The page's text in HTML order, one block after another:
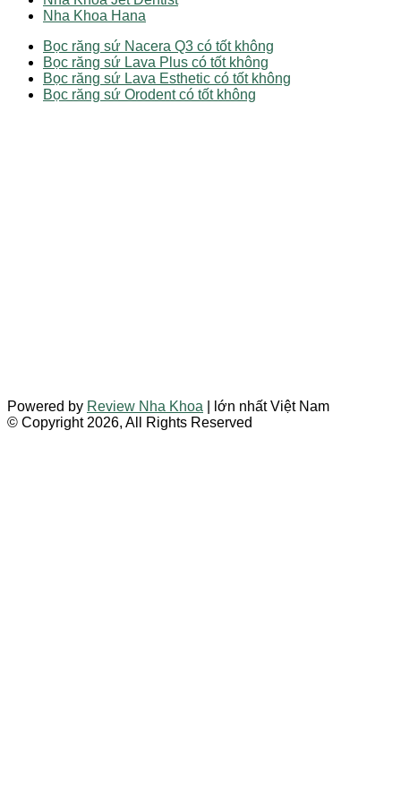
Nha Khoa Hana
Bọc răng sứ Nacera Q3 có tốt không
Bọc răng sứ Lava Plus có tốt không
Bọc răng sứ Lava Esthetic có tốt không
Bọc răng sứ Orodent có tốt không
Powered by Review Nha Khoa | lớn nhất Việt Nam
© Copyright 2026, All Rights Reserved